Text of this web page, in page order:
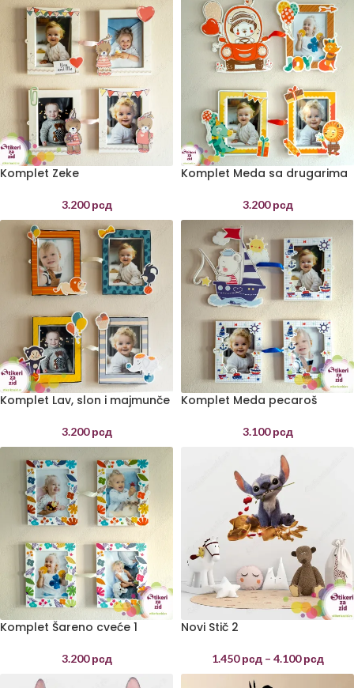
Komplet Zeke
3.200рсд
Komplet Meda sa drugarima
3.200рсд
Komplet Lav, slon i majmunče
3.200рсд
Komplet Meda pecaroš
3.100рсд
Komplet Šareno cveće 1
3.200рсд
Novi Stič 2
1.450рсд – 4.100рсд